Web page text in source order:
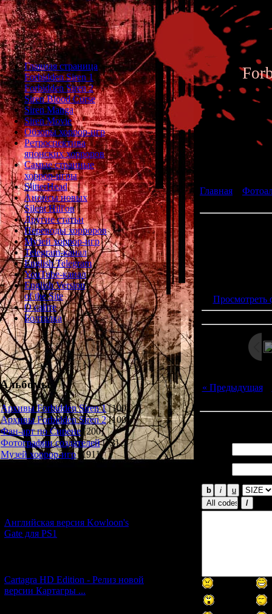
Главная страница
Forbidden Siren 1
Forbidden Siren 2
Siren Blood Curse
Siren Manga
Siren Movie
Обзоры хоррор-игр
Ретроспектива
японских хорроров
Самые странные
хоррор-игры
SlitterHead
Анонсы новых
Silent Hill'ов
Другие статьи
Переводы хорроров
Музей хоррор-игр
Telegram-канал
English Telegram
YouTube-канал
English Version
of the Site
О сайте
Болталка
Альбомы
Архивы Forbidden Siren 1 [100]
Архивы Forbidden Siren 2 [100]
Фан-арт по Сирене [200]
Фотографии создателей [73]
Музей хоррор-игр
[191]
Английская версия Kowloon's
Gate для PS1
Cartagra HD Edition - Релиз новой
версии Картагры ...
Главная
Просмотреть
« Предыдущая|